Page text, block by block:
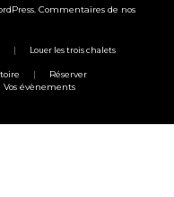
Commentaires de nos
Louer les trois chalets
Réserver
Vos évènements